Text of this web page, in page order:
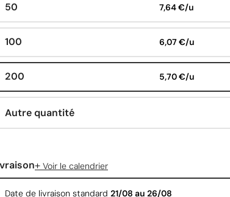
50 7,64 €/u
100 6,07 €/u
200 5,70 €/u
Autre quantité
+ Voir le calendrier
Date de livraison standard 21/08 au 26/08